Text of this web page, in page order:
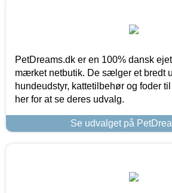
PetDreams.dk er en 100% dansk
mærket netbutik. De sælger et bredt
hundeudstyr, kattetilbehør og foder
her for at se deres udvalg.
Se udvalget på